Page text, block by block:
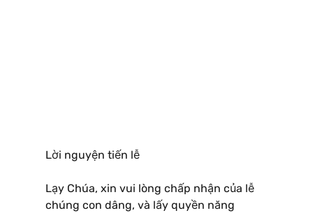
Lời nguyện tiến lễ
Lạy Chúa, xin vui lòng chấp nhận của lễ
chúng con dâng, và lấy quyền năng